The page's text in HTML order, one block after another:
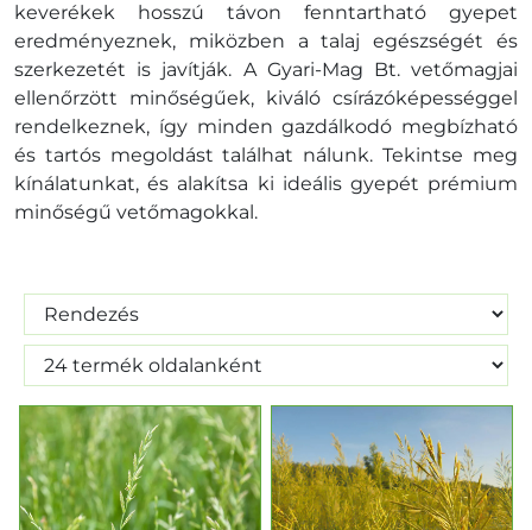
keverékek hosszú távon fenntartható gyepet
eredményeznek, miközben a talaj egészségét és
szerkezetét is javítják. A Gyari-Mag Bt. vetőmagjai
ellenőrzött minőségűek, kiváló csírázóképességgel
rendelkeznek, így minden gazdálkodó megbízható
és tartós megoldást találhat nálunk. Tekintse meg
kínálatunkat, és alakítsa ki ideális gyepét prémium
minőségű vetőmagokkal.
Szűrés